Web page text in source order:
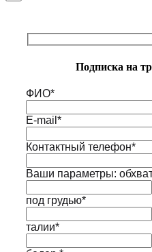
Подписка на
ФИО*
E-mail*
Контактный телефон*
Ваши параметры:
под грудью*
талии*